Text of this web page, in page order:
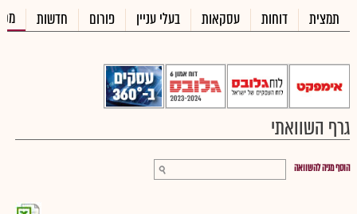
תמצית דוחות עסקאות בעלי עניין פורום חדשות
גרף השוואתי
הוסף מניה להשוואה